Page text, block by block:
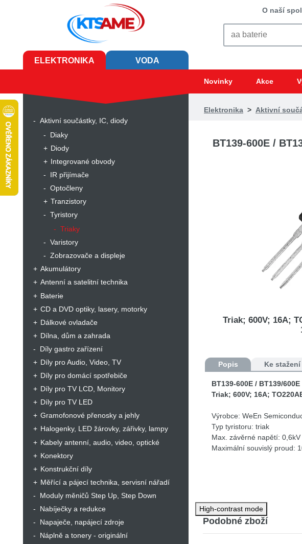
ELEKTRONIKA VODA
O naší
Novinky Akce
Aktivní součástky, IC, diody
Diaky
Diody
Integrované obvody
IR přijímače
Optočleny
Tranzistory
Tyristory
Triaky
Varistory
Zobrazovače a displeje
Akumulátory
Antenní a satelitní technika
Baterie
CD a DVD optiky, lasery, motorky
Dálkové ovladače
Dílna, dům a zahrada
Díly gastro zařízení
Díly pro Audio, Video, TV
Díly pro domácí spotřebiče
Díly pro TV LCD, Monitory
Díly pro TV LED
Gramofonové přenosky a jehly
Halogenky, LED žárovky, zářivky, lampy
Kabely antenní, audio, video, optické
Konektory
Konstrukční díly
Měřící a pájecí technika, servisní nářadí
Moduly měničů Step Up, Step Down
Nabíječky a redukce
Napaječe, napájecí zdroje
Náplně a tonery - originální
Elektronika> Aktivní
BT139-600E /
Triak; 600V; 16A;
Popis Ke stažení
BT139-600E / BT139/600E
Triak; 600V; 16A;
Výrobce: WeEn
Typ tyristoru: triak
Max. závěrné napětí: 0,6kV
Maximální souvislý proud:
Vlastností polovodičových
Montáž: THT
High-contrast mode
Podobné zboží